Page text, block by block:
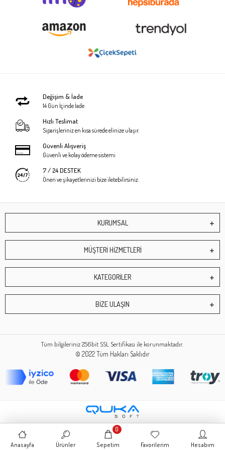
Değişim & İade
14 Gün İçinde İade
Hızlı Teslimat
Siparişleriniz en kısa sürede elinize ulaşır.
Güvenli Alışveriş
Güvenli ve kolay ödeme sistemi
7 / 24 DESTEK
Öneri ve şikayetlerinizi bize iletebilirsiniz.
KURUMSAL
MÜŞTERİ HİZMETLERİ
KATEGORİLER
BİZE ULAŞIN
Tüm bilgileriniz 256bit SSL Sertifikası ile korunmaktadır.
© 2022Tüm Hakları Saklıdır
Anasayfa Ürünler Sepetim
0
Favorilerim Hesabım